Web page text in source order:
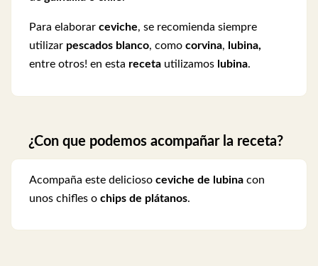
Para elaborar ceviche, se recomienda siempre
utilizar pescados blanco, como corvina, lubina,
entre otros! en esta receta utilizamos lubina.
¿Con que podemos acompañar la receta?
Acompaña este delicioso ceviche de lubina con
unos chifles o chips de plátanos.